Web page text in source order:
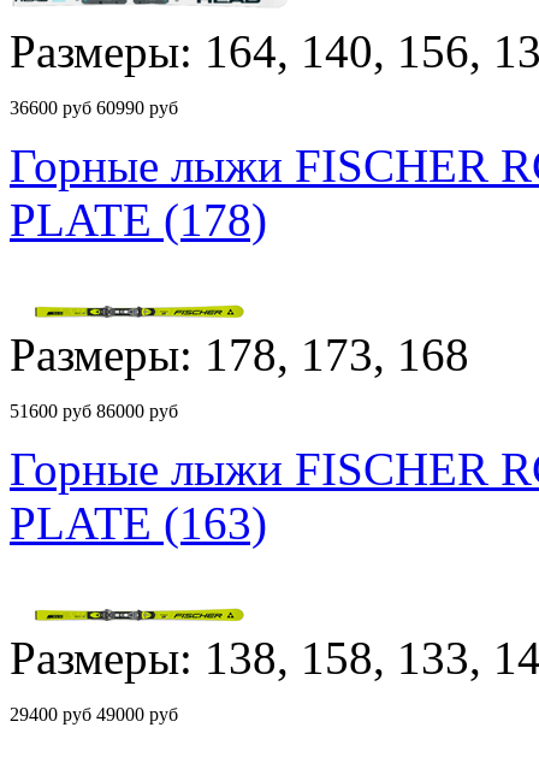
Размеры: 164, 140, 156,
36600 руб 60990 руб
Горные лыжи FISCHER
PLATE (178)
Размеры: 178, 173, 168
51600 руб 86000 руб
Горные лыжи FISCHER
PLATE (163)
Размеры: 138, 158, 133,
29400 руб 49000 руб